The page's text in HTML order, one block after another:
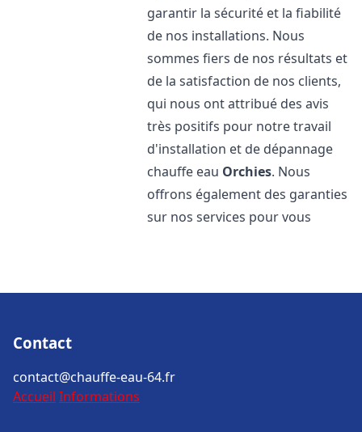
garantir la sécurité et la fiabilité
de nos installations. Nous
sommes fiers de nos résultats et
de la satisfaction de nos clients,
qui nous ont attribué des avis
très positifs pour notre travail
d'installation et de dépannage
chauffe eau Orchies. Nous
offrons également des garanties
sur nos services pour vous
Contact
contact@chauffe-eau-64.fr
Accueil Informations